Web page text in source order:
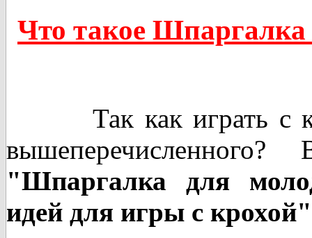
Что такое
Так как играть с
"Шпаргалка для
идей для игры с